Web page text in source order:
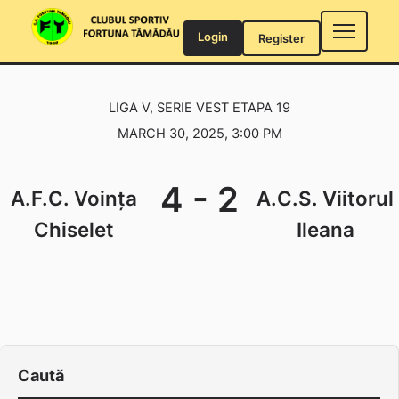
Login Register
LIGA V, SERIE VEST ETAPA 19
MARCH 30, 2025, 3:00 PM
A.F.C. Voința
Chiselet
4 - 2
A.C.S. Viitorul
Ileana
Caută